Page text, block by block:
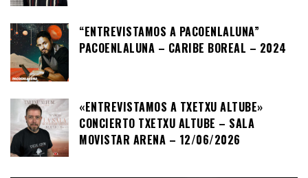
“ENTREVISTAMOS A PACOENLALUNA”
PACOENLALUNA – CARIBE BOREAL – 2024
«ENTREVISTAMOS A TXETXU ALTUBE»
CONCIERTO TXETXU ALTUBE – SALA
MOVISTAR ARENA – 12/06/2026